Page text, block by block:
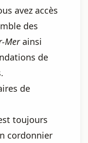
avez accès
des
Merainsi
de
de
toujours
cordonnier